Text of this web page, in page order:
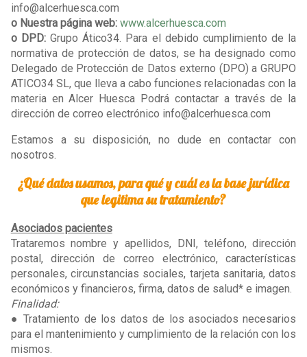
info@alcerhuesca.com
o Nuestra página web: www.alcerhuesca.com
o DPD:Grupo Ático34. Para el debido cumplimiento de la
normativa de protección de datos, se ha designado como
Delegado de Protección de Datos externo (DPO) a GRUPO
ATICO34 SL, que lleva a cabo funciones relacionadas con la
materia en Alcer Huesca Podrá contactar a través de la
dirección de correo electrónico info@alcerhuesca.com
Estamos a su disposición, no dude en contactar con
nosotros.
¿Qué datos usamos, para qué y cuál es la base jurídica
que legitima su tratamiento?
Asociados pacientes
Trataremos nombre y apellidos, DNI, teléfono, dirección
postal, dirección de correo electrónico, características
personales, circunstancias sociales, tarjeta sanitaria, datos
económicos y financieros, firma, datos de salud* e imagen.
Finalidad:
● Tratamiento de los datos de los asociados necesarios
para el mantenimiento y cumplimiento de la relación con los
mismos.